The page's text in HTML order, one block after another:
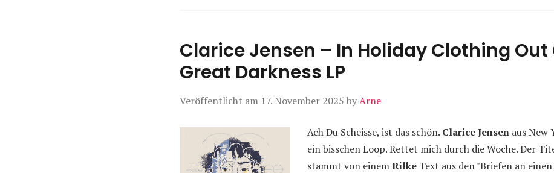
Clarice Jensen – In Holiday Clothing Out
Great Darkness LP
Veröffentlicht am 17. November 2025 byArne
Ach Du Scheisse, ist das schön. Clarice Jensen aus New
ein bisschen Loop. Rettet mich durch die Woche. Der
stammt von einemRilke Text aus den "Briefen an